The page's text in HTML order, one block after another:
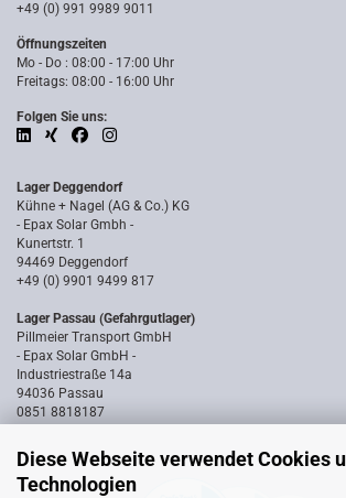
Diese Webseite verwendet Cookies
Technologien
+49 (0) 991 9989 9011
Öffnungszeiten
Mo - Do : 08:00 - 17:00 Uhr
Freitags: 08:00 - 16:00 Uhr
Folgen Sie uns:
Lager Deggendorf
Kühne + Nagel (AG & Co.) KG
- Epax Solar Gmbh -
Kunertstr. 1
94469 Deggendorf
+49 (0) 9901 9499 817
Lager Passau (Gefahrgutlager)
Pillmeier Transport GmbH
- Epax Solar GmbH -
Industriestraße 14a
94036 Passau
0851 8818187